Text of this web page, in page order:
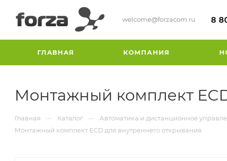
welcome@forzacom.ru 8
ГЛАВНАЯ КОМПАНИЯ
Монтажный комплект
Главная — Каталог — Автоматика и дистанционное
Монтажный комплект ECD для внутреннего открывания